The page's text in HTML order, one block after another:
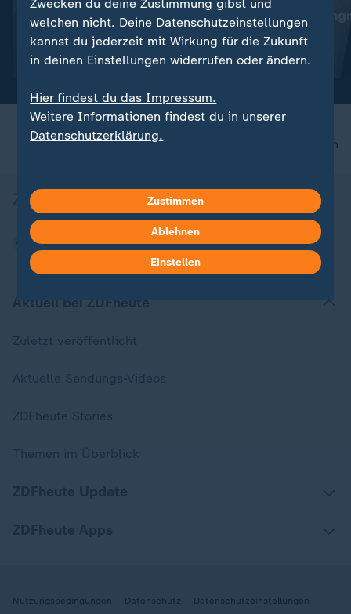
"Das ist die Champions-
League der Technologie"
Video23:54
"Deutlicher
Alltag"
Video5:04
nach oben
Aktuell bei ZDFheute
Nutzungsbedingungen Datenschutz Datenschutzeinstellungen
Zwecken du deine Zustimmung gibst und
welchen nicht. Deine Datenschutzeinstellungen
kannst du jederzeit mit Wirkung für die Zukunft
in deinen Einstellungen widerrufen oder ändern.
Hier findest du das Impressum.
Weitere Informationen findest du in unserer
Datenschutzerklärung.
Zustimmen
Ablehnen
Einstellen